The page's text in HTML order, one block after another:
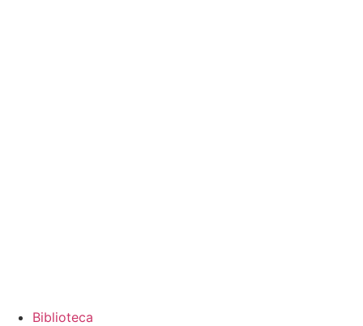
Biblioteca